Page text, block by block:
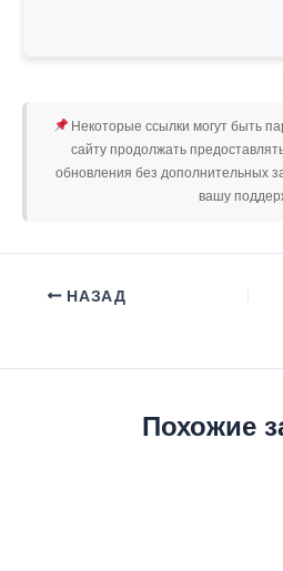
Некоторые ссылки могут быть
сайту продолжать
обновления без дополнительных
вашу
НАЗАД
Похожие